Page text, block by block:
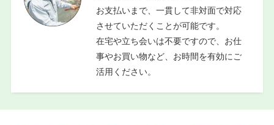
お支払いまで、一貫して非対面で対応
させていただくことが可能です。
在宅や立ち会いは不要ですので、お仕
事やお買い物など、お時間を有効にご
活用ください。